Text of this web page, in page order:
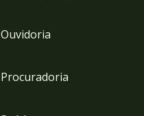
Ouvidoria
Procuradoria